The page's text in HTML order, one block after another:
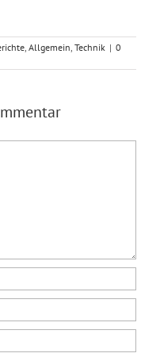
Allgemein Technik | 0